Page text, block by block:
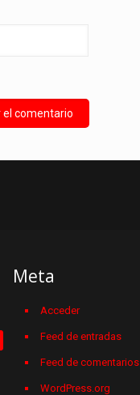
Meta
Acceder
Feed de entradas
Feed de comentarios
WordPress.org